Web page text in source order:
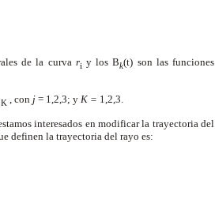
de la curva ri y los Bk(t) son las funciones
, con j = 1,2,3; y K = 1,2,3.
interesados en modificar la trayectoria del
definen la trayectoria del rayo es: